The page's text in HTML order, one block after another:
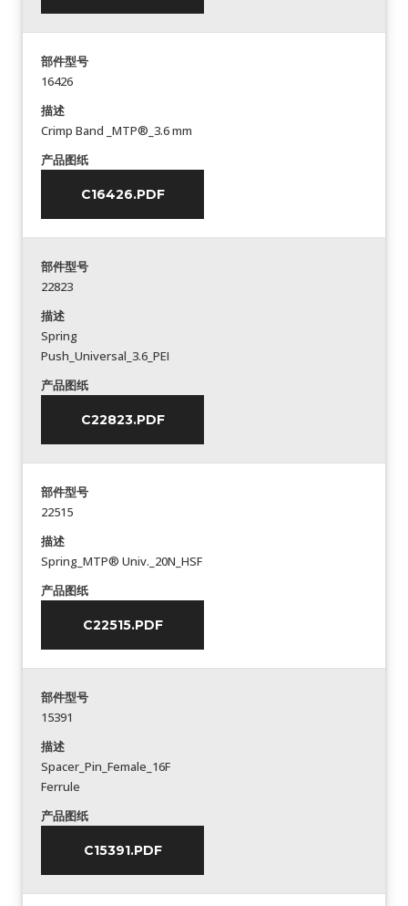
部件型号
16426
描述
Crimp Band _MTP®_3.6 mm
产品图纸
C16426.PDF
部件型号
22823
描述
Spring
Push_Universal_3.6_PEI
产品图纸
C22823.PDF
部件型号
22515
描述
Spring_MTP® Univ._20N_HSF
产品图纸
C22515.PDF
部件型号
15391
描述
Spacer_Pin_Female_16F
Ferrule
产品图纸
C15391.PDF